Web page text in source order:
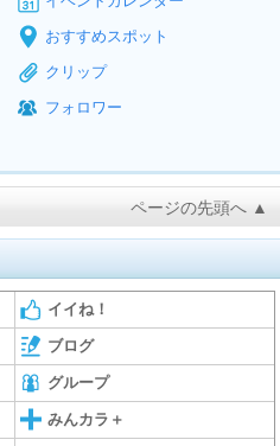
おすすめスポット
クリップ
フォロワー
ページの先頭へ ▲
イイね！
ブログ
グループ
みんカラ＋